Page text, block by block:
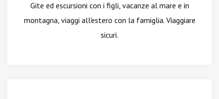
Gite ed escursioni con i figli, vacanze al mare e in
montagna, viaggi all'estero con la famiglia. Viaggiare
sicuri.